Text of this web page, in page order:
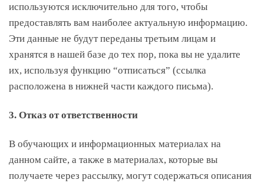
используются исключительно для того, чтобы
предоставлять вам наиболее актуальную информацию.
Эти данные не будут переданы третьим лицам и
хранятся в нашей базе до тех пор, пока вы не удалите
их, используя функцию “отписаться” (ссылка
расположена в нижней части каждого письма).
3. Отказ от ответственности
В обучающих и информационных материалах на
данном сайте, а также в материалах, которые вы
получаете через рассылку, могут содержаться описания